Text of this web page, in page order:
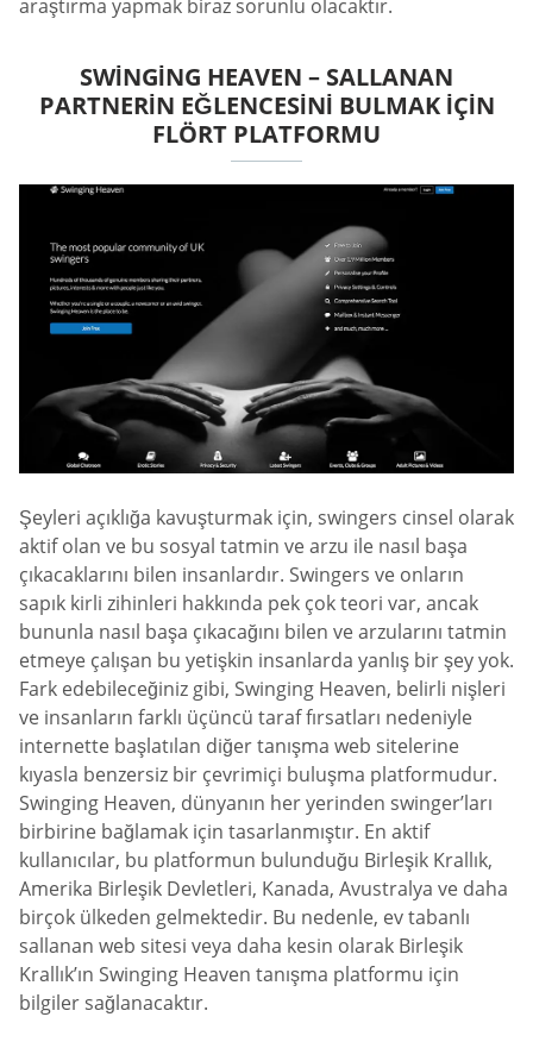
araştırma yapmak biraz sorunlu olacaktır.
SWINGING HEAVEN – SALLANAN
PARTNERIN EĞLENCESINI BULMAK IÇIN
FLÖRT PLATFORMU
Şeyleri açıklığa kavuşturmak için, swingers cinsel olarak
aktif olan ve bu sosyal tatmin ve arzu ile nasıl başa
çıkacaklarını bilen insanlardır. Swingers ve onların
sapık kirli zihinleri hakkında pek çok teori var, ancak
bununla nasıl başa çıkacağını bilen ve arzularını tatmin
etmeye çalışan bu yetişkin insanlarda yanlış bir şey yok.
Fark edebileceğiniz gibi, Swinging Heaven, belirli nişleri
ve insanların farklı üçüncü taraf fırsatları nedeniyle
internette başlatılan diğer tanışma web sitelerine
kıyasla benzersiz bir çevrimiçi buluşma platformudur.
Swinging Heaven, dünyanın her yerinden swinger’ları
birbirine bağlamak için tasarlanmıştır. En aktif
kullanıcılar, bu platformun bulunduğu Birleşik Krallık,
Amerika Birleşik Devletleri, Kanada, Avustralya ve daha
birçok ülkeden gelmektedir. Bu nedenle, ev tabanlı
sallanan web sitesi veya daha kesin olarak Birleşik
Krallık’ın Swinging Heaven tanışma platformu için
bilgiler sağlanacaktır.